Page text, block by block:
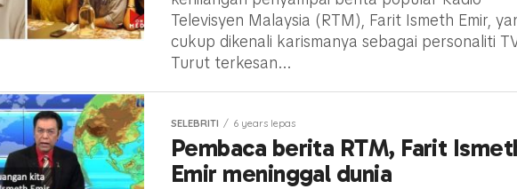
Televisyen Malaysia (RTM), Farit Ismeth Emir,
cukup dikenali karismanya sebagai personaliti
Turut terkesan...
SELEBRITI 6 years lepas
Pembaca berita RTM, Farit
Emir meninggal dunia